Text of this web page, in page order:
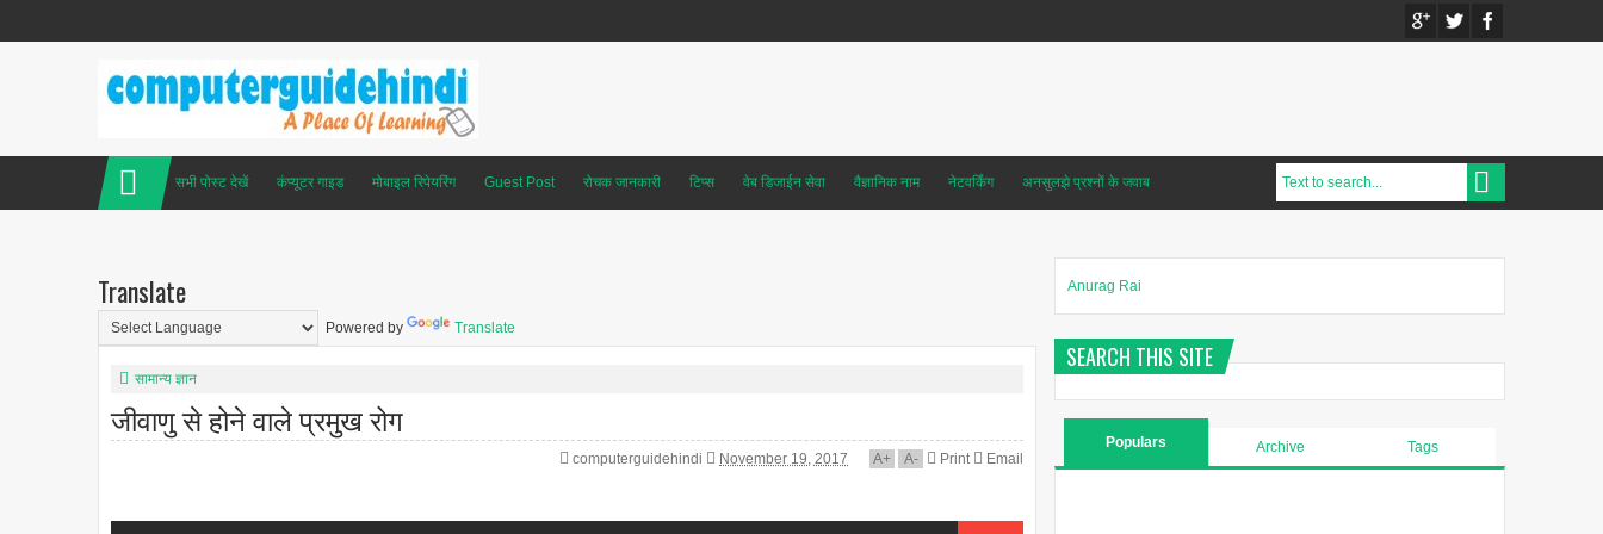
सभी पोस्ट देखें कंप्यूटर गाइड मोबाइल रिपेयरिंग Guest Post रोचक जानकारी टिप्स वेब डिजाईन सेवा वैज्ञानिक नाम नेटवर्किंग अनसुलझे प्रश्नों के जवाब
Translate
Powered by Translate
सामान्य ज्ञान
जीवाणु से होने वाले प्रमुख रोग
computerguidehindi November 19, 2017 A+ A- Print Email
Anurag Rai
SEARCH THIS SITE
Populars Archive Tags